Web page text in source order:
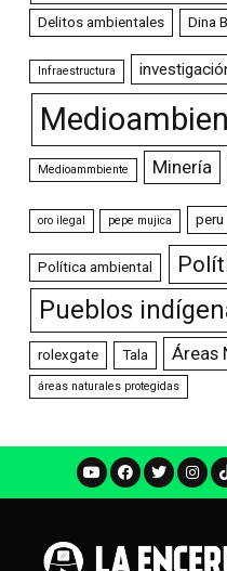
Delitos ambientales Dina
Infraestructura
Medioammbiente Minería
oro ilegal pepe mujica peru
Política ambiental
Pueblos
rolexgate Tala Áreas
áreas naturales protegidas